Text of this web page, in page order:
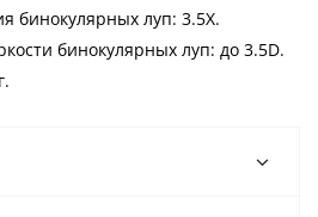
бинокулярных луп: 3.5X.
бинокулярных луп: до 3.5D.